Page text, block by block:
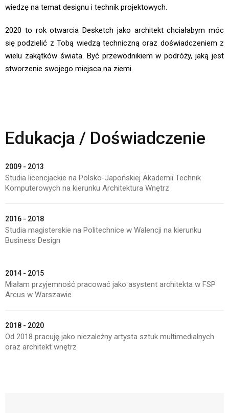
wiedzę na temat designu i technik projektowych.
2020 to rok otwarcia Desketch jako architekt chciałabym móc
się podzielić z Tobą wiedzą techniczną oraz doświadczeniem z
wielu zakątków świata. Być przewodnikiem w podróży, jaką jest
stworzenie swojego miejsca na ziemi.
Edukacja / Doświadczenie
2009 - 2013
Studia licencjackie na Polsko-Japońskiej Akademii Technik
Komputerowych na kierunku Architektura Wnętrz
2016 - 2018
Studia magisterskie na Politechnice w Walencji na kierunku
Business Design
2014 - 2015
Miałam przyjemność pracować jako asystent architekta w FSP
Arcus w Warszawie
2018 - 2020
Od 2018 pracuję jako niezależny artysta sztuk multimedialnych
oraz architekt wnętrz